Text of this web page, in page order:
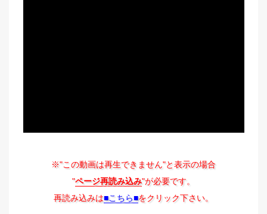
※"この動画は再生できません"と表示の場合
"ページ再読み込み"が必要です。
再読み込みは■こちら■をクリック下さい。